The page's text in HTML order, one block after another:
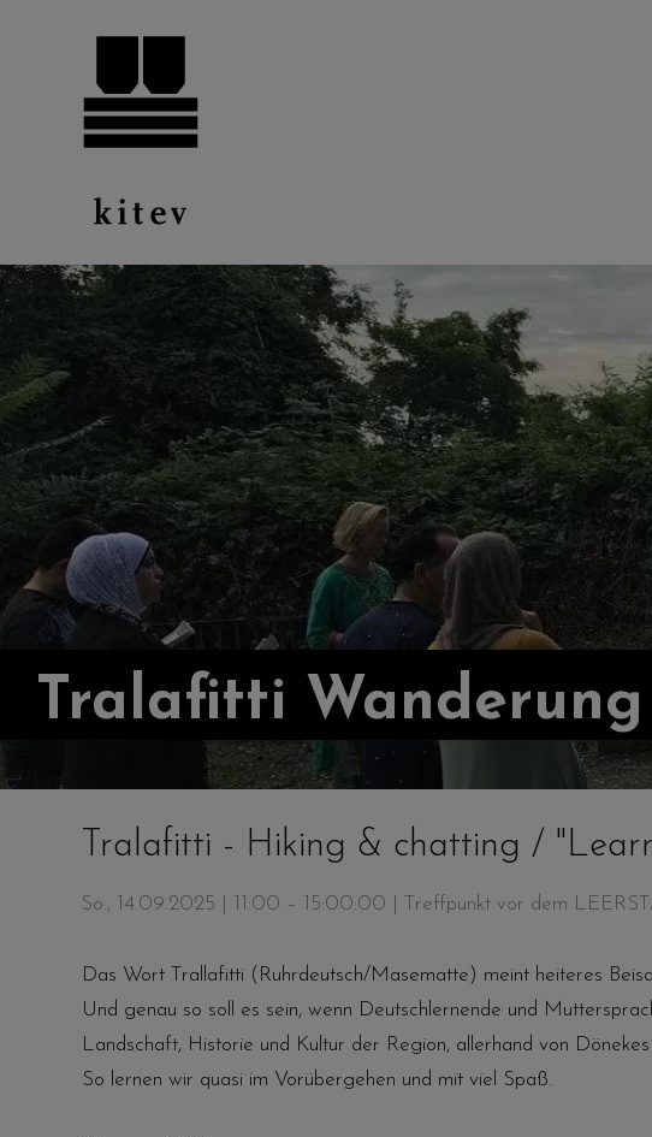
Tralafitti
Tralafitti - Hiking & chatting /
So., 14.09.2025 | 11:00 – 15:00:00 | Treffpunkt vor dem
Das Wort Trallafitti (Ruhrdeutsch/Masematte) meint heiteres
Und genau so soll es sein, wenn Deutschlernende und
Landschaft, Historie und Kultur der Region, allerhand von
So lernen wir quasi im Vorübergehen und mit viel Spaß.